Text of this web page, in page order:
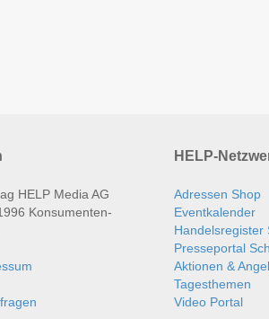
HELP Media AG
Konsumenten­
HELP-
Adressen Shop
Eventkalender
Handelsregister
Presseportal
Aktionen &
Tagesthemen
Video Portal